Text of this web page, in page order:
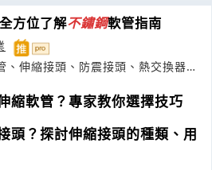
方位了解不鏽鋼軟管指南
伸縮接頭、防震接頭、熱交換器、
縮軟管？專家教你選擇技巧
頭？探討伸縮接頭的種類、用